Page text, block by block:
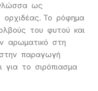
ως
ορχιδέας. Το ρόφημα
του φυτού και
αρωματικό στη
παραγωγή
για το σιρόπιασμα